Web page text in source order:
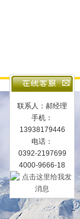
联系人：郝经理
手机：
13938179446
电话：
0392-2197699
4000-9666-18